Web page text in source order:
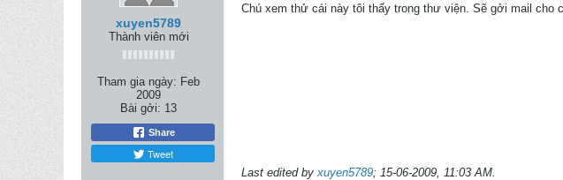
xuyen5789
Thành viên mới
Tham gia ngày: Feb
2009
Bài gởi: 13
Share
Tweet
Chú xem thử cái này tôi thấy trong thư viện. Sẽ gởi mail cho
Last edited byxuyen5789; 15-06-2009, 11:03 AM.